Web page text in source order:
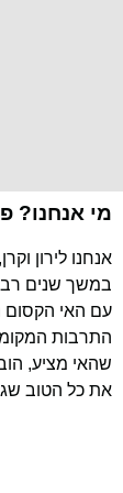
מי אנחנו?
אנחנו לירון
במשך שנים
עם האי הקסום
התרבות
שהאי מציע,
את כל הטוב